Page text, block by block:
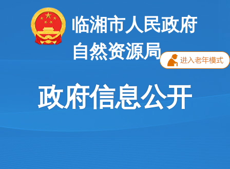
临湘市人民政府
自然资源局
政府信息公开